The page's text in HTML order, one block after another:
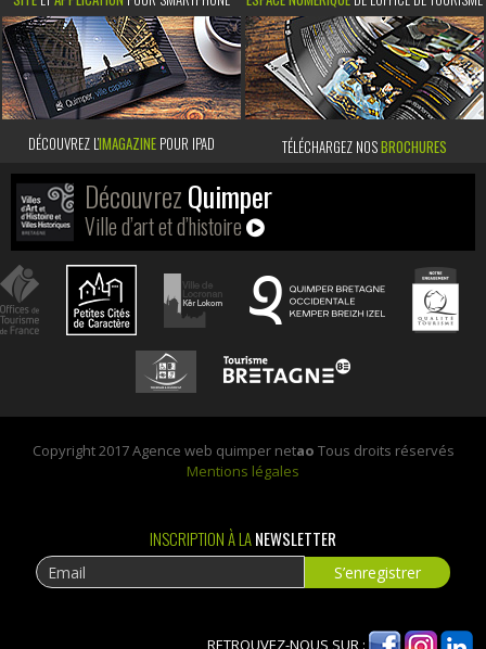
DÉCOUVREZ L’IMAGAZINE POUR IPAD TÉLÉCHARGEZ NOSBROCHURES
DécouvrezQuimper
Ville d’art et d’histoire
Copyright 2017 Agence web quimper netao Tous droits réservés
Mentions légales
INSCRIPTION À LANEWSLETTER